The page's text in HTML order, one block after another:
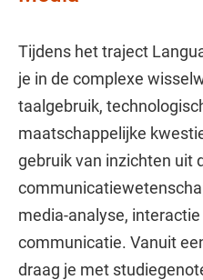
Tijdens het traject
je in de complexe
taalgebruik,
maatschappelijke
gebruik van inzichten uit
media-analyse,
communicatie. Vanuit
draag je met